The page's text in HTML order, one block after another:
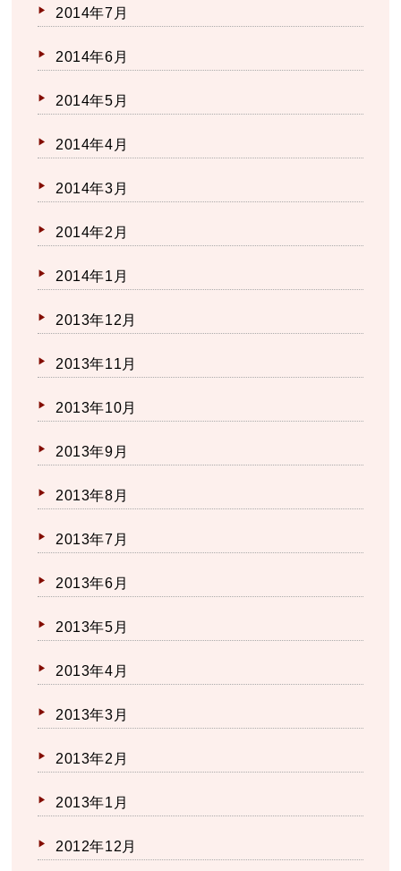
2014年7月
2014年6月
2014年5月
2014年4月
2014年3月
2014年2月
2014年1月
2013年12月
2013年11月
2013年10月
2013年9月
2013年8月
2013年7月
2013年6月
2013年5月
2013年4月
2013年3月
2013年2月
2013年1月
2012年12月